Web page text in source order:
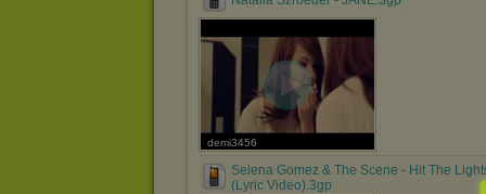
demi3456
Selena Gomez & The Scene - Hit The
(Lyric Video).3gp